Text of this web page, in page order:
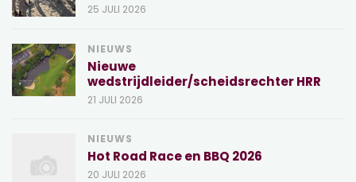
25 JULI 2026
NIEUWS
Nieuwe
wedstrijdleider/scheidsrechter HRR
21 JULI 2026
NIEUWS
Hot Road Race en BBQ 2026
20 JULI 2026